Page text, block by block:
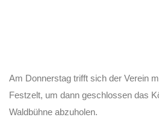
Am Donnerstag trifft sich der Verein
Festzelt, um dann geschlossen das
Waldbühne abzuholen.